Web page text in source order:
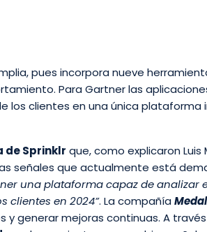
pues incorpora nueve
Para Gartner las
los clientes en una única
Sprinklr que, como explicaron
señales que actualmente está
una plataforma capaz de analizar
clientes en 2024”. La compañía
y generar mejoras continuas. A